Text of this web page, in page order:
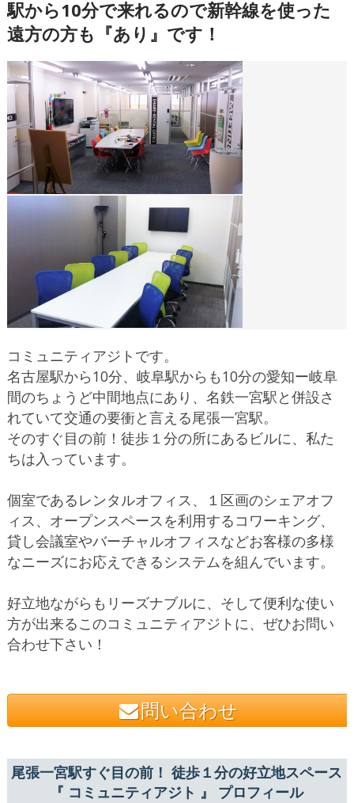
駅から10分で来れるので新幹線を使った
遠方の方も『あり』です！
コミュニティアジトです。
名古屋駅から10分、岐阜駅からも10分の愛知ー岐阜
間のちょうど中間地点にあり、名鉄一宮駅と併設さ
れていて交通の要衝と言える尾張一宮駅。
そのすぐ目の前！徒歩１分の所にあるビルに、私た
ちは入っています。
個室であるレンタルオフィス、１区画のシェアオフ
ィス、オープンスペースを利用するコワーキング、
貸し会議室やバーチャルオフィスなどお客様の多様
なニーズにお応えできるシステムを組んでいます。
好立地ながらもリーズナブルに、そして便利な使い
方が出来るこのコミュニティアジトに、ぜひお問い
合わせ下さい！
問い合わせ
尾張一宮駅すぐ目の前！ 徒歩１分の好立地スペース
『 コミュニティアジト 』 プロフィール